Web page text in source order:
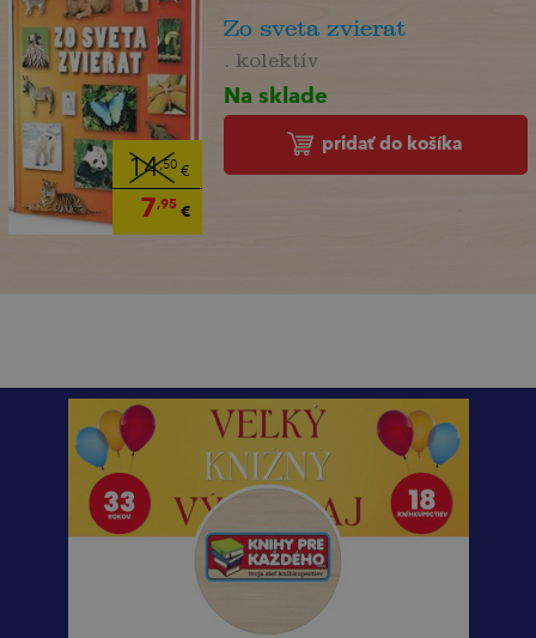
14,50€
7,95€
Zo sveta zvierat
. kolektív
Na sklade
pridať do košíka